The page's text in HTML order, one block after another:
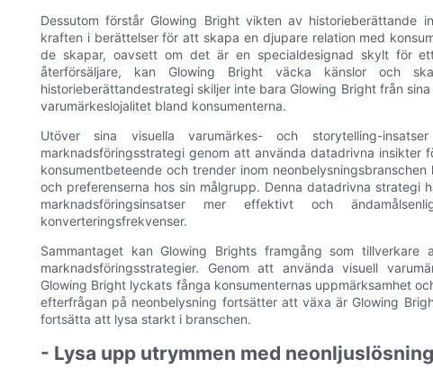
Dessutom förstår Glowing Bright vikten av historieberättande
kraften i berättelser för att skapa en djupare relation med
de skapar, oavsett om det är en specialdesignad skylt för
återförsäljare, kan Glowing Bright väcka känslor och
historieberättandestrategi skiljer inte bara Glowing Bright från
varumärkeslojalitet bland konsumenterna.
Utöver sina visuella varumärkes- och storytelling-
marknadsföringsstrategi genom att använda datadrivna
konsumentbeteende och trender inom
och preferenserna hos sin målgrupp. Denna datadrivna
marknadsföringsinsatser mer effektivt och
konverteringsfrekvenser.
Sammantaget kan Glowing Brights framgång som
marknadsföringsstrategier. Genom att använda visuell
Glowing Bright lyckats fånga konsumenternas uppmärksamhet
efterfrågan på neonbelysning fortsätter att växa är Glowing
fortsätta att lysa starkt i branschen.
- Lysa upp utrymmen med